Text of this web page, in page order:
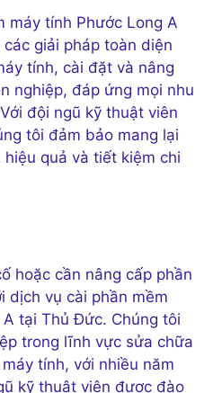
máy tính Phước Long A
giải pháp toàn diện
tính, cài đặt và nâng
nghiệp, đáp ứng mọi nhu
đội ngũ kỹ thuật viên
tôi đảm bảo mang lại
quả và tiết kiệm chi
hoặc cần nâng cấp phần
dịch vụ cài phần mềm
tại Thủ Đức. Chúng tôi
trong lĩnh vực sửa chữa
tính, với nhiều năm
kỹ thuật viên được đào